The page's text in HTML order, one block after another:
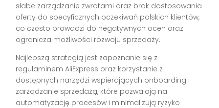
słabe zarządzanie zwrotami oraz brak dostosowania
oferty do specyficznych oczekiwań polskich klientów,
co często prowadzi do negatywnych ocen oraz
ogranicza możliwości rozwoju sprzedaży.
Najlepszą strategią jest zapoznanie się z
regulaminem AliExpress oraz korzystanie z
dostępnych narzędzi wspierających onboarding i
zarządzanie sprzedażą, które pozwalają na
automatyzację procesów i minimalizują ryzyko